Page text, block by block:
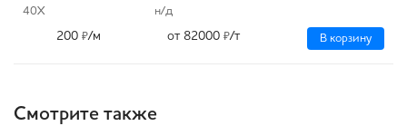
40Х н/д
200 ₽/м от 82000 ₽/т В корзину
Смотрите также